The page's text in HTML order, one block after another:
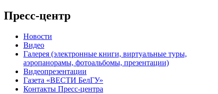
Пресс-центр
Новости
Видео
Галерея (электронные книги, виртуальные туры,
аэропанорамы, фотоальбомы, презентации)
Видеопрезентации
Газета «ВЕСТИ БелГУ»
Контакты Пресс-центра